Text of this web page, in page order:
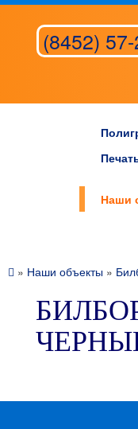
(8452)
Наши
» Наши объекты »